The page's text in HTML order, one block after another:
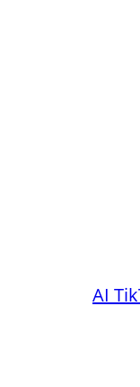
AI